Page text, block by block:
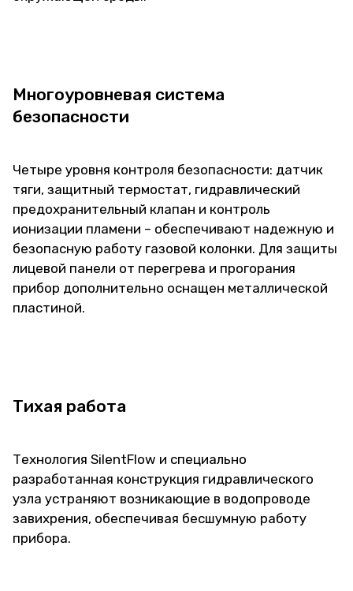
Многоуровневая система
безопасности
Четыре уровня контроля безопасности: датчик
тяги, защитный термостат, гидравлический
предохранительный клапан и контроль
ионизации пламени – обеспечивают надежную и
безопасную работу газовой колонки. Для защиты
лицевой панели от перегрева и прогорания
прибор дополнительно оснащен металлической
пластиной.
Тихая работа
Технология SilentFlow и специально
разработанная конструкция гидравлического
узла устраняют возникающие в водопроводе
завихрения, обеспечивая бесшумную работу
прибора.